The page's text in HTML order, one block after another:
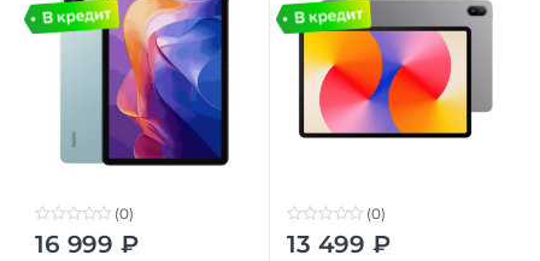
0
(0)
16 999 ₽
0
(0)
13 499 ₽